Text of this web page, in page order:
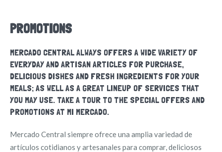
PROMOTIONS
MERCADO CENTRAL ALWAYS OFFERS A WIDE VARIETY OF
EVERYDAY AND ARTISAN ARTICLES FOR PURCHASE,
DELICIOUS DISHES AND FRESH INGREDIENTS FOR YOUR
MEALS; AS WELL AS A GREAT LINEUP OF SERVICES THAT
YOU MAY USE. TAKE A TOUR TO THE SPECIAL OFFERS AND
PROMOTIONS AT MI MERCADO.
Mercado Central siempre ofrece una amplia variedad de
artículos cotidianos y artesanales para comprar, deliciosos